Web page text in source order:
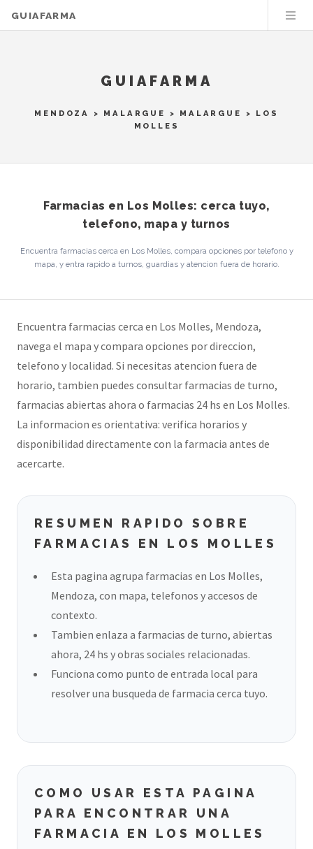
GUIAFARMA
GUIAFARMA
MENDOZA > MALARGUE > MALARGUE
> LOS
MOLLES
Farmacias en Los Molles: cerca tuyo,
telefono, mapa y turnos
Encuentra farmacias cerca en Los Molles, compara opciones por telefono y
mapa, y entra rapido a turnos, guardias y atencion fuera de horario.
Encuentra farmacias cerca en Los Molles, Mendoza,
navega el mapa y compara opciones por direccion,
telefono y localidad. Si necesitas atencion fuera de
horario, tambien puedes consultar farmacias de turno,
farmacias abiertas ahora o farmacias 24 hs en Los Molles.
La informacion es orientativa: verifica horarios y
disponibilidad directamente con la farmacia antes de
acercarte.
RESUMEN RAPIDO SOBRE
FARMACIAS EN LOS MOLLES
Esta pagina agrupa farmacias en Los Molles,
Mendoza, con mapa, telefonos y accesos de
contexto.
Tambien enlaza a farmacias de turno, abiertas
ahora, 24 hs y obras sociales relacionadas.
Funciona como punto de entrada local para
resolver una busqueda de farmacia cerca tuyo.
COMO USAR ESTA PAGINA
PARA ENCONTRAR UNA
FARMACIA EN LOS MOLLES